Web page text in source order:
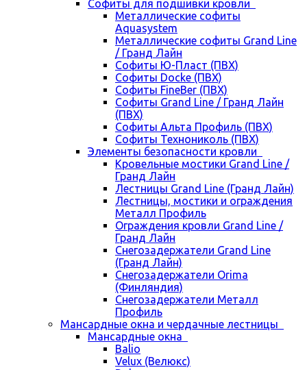
Cофиты для подшивки кровли
Металлические софиты
Aquasystem
Металлические софиты Grand Line
/ Гранд Лайн
Софиты Ю-Пласт (ПВХ)
Софиты Docke (ПВХ)
Софиты FineBer (ПВХ)
Софиты Grand Line / Гранд Лайн
(ПВХ)
Софиты Альта Профиль (ПВХ)
Софиты Технониколь (ПВХ)
Элементы безопасности кровли
Кровельные мостики Grand Line /
Гранд Лайн
Лестницы Grand Line (Гранд Лайн)
Лестницы, мостики и ограждения
Металл Профиль
Ограждения кровли Grand Line /
Гранд Лайн
Снегозадержатели Grand Line
(Гранд Лайн)
Снегозадержатели Orima
(Финляндия)
Снегозадержатели Металл
Профиль
Мансардные окна и чердачные лестницы
Мансардные окна
Balio
Velux (Велюкс)